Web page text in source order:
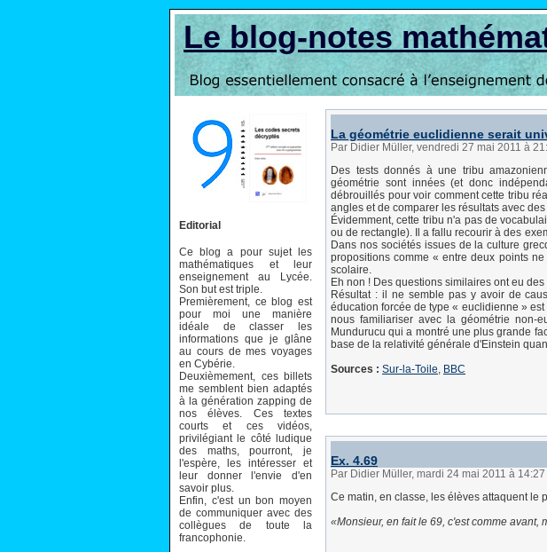
Le blog-notes
Editorial
Ce blog a pour sujet les
mathématiques et leur
enseignement au Lycée.
Son but est triple.
Premièrement, ce blog est
pour moi une manière
idéale de classer les
informations que je glâne
au cours de mes voyages
en Cybérie.
Deuxièmement, ces billets
me semblent bien adaptés
à la génération zapping de
nos élèves. Ces textes
courts et ces vidéos,
privilégiant le côté ludique
des maths, pourront, je
l'espère, les intéresser et
leur donner l'envie d'en
savoir plus.
Enfin, c'est un bon moyen
de communiquer avec des
collègues de toute la
francophonie.
La géométrie euclidienne serait
Par Didier Müller, vendredi 27 mai 2011 à
Des tests donnés à une tribu
géométrie sont innées (et donc
débrouillés pour voir comment cette tribu
angles et de comparer les résultats avec
Évidemment, cette tribu n'a pas de
ou de rectangle). Il a fallu recourir à des
Dans nos sociétés issues de la culture
propositions comme « entre deux points
scolaire.
Eh non ! Des questions similaires ont eu
Résultat : il ne semble pas y avoir de
éducation forcée de type « euclidienne »
nous familiariser avec la géométrie non-
Mundurucu qui a montré une plus grande
base de la relativité générale d'Einstein
Sources : Sur-la-Toile, BBC
Ex. 4.69
Par Didier Müller, mardi 24 mai 2011 à 14:27
Ce matin, en classe, les élèves attaquent le
Monsieur, en fait le 69, c'est comme avant,